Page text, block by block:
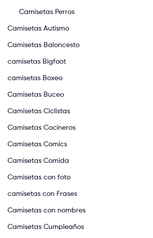
Camisetas Perros
Camisetas Autismo
Camisetas Baloncesto
camisetas Bigfoot
camisetas Boxeo
Camisetas Buceo
Camisetas Ciclistas
Camisetas Cocineros
Camisetas Comics
Camisetas Comida
Camisetas con foto
camisetas con Frases
Camisetas con nombres
Camisetas Cumpleaños